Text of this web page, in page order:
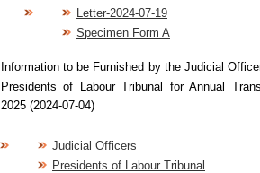
Letter-2024-07-19
Specimen Form A
Information to be Furnished by the Judicial
Presidents of Labour Tribunal for Annual
2025 (2024-07-04)
Judicial Officers
Presidents of Labour Tribunal